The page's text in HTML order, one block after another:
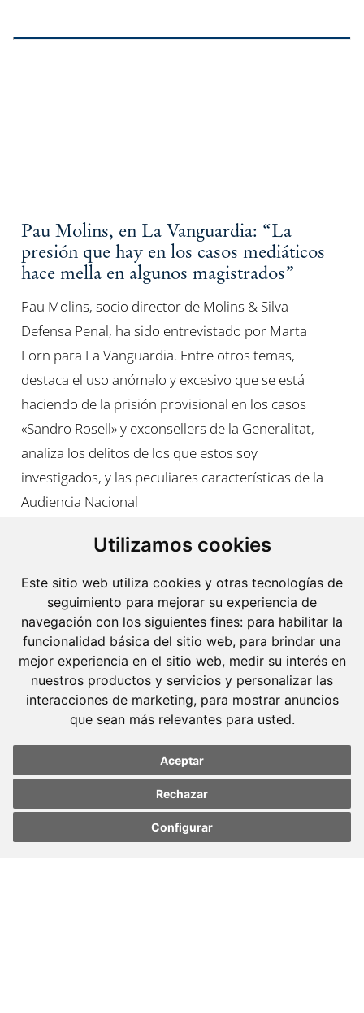
Utilizamos cookies
Este sitio web utiliza cookies y otras tecnologías de
seguimiento para mejorar su experiencia de
navegación con los siguientes fines: para habilitar la
funcionalidad básica del sitio web, para brindar una
mejor experiencia en el sitio web, medir su interés en
nuestros productos y servicios y personalizar las
interacciones de marketing, para mostrar anuncios
que sean más relevantes para usted.
Aceptar
Rechazar
Configurar
preferences
preferences
Pau Molins, en La Vanguardia: “La
presión que hay en los casos mediáticos
hace mella en algunos magistrados”
Pau Molins, socio director de Molins & Silva –
Defensa Penal, ha sido entrevistado por Marta
Forn para La Vanguardia. Entre otros temas,
destaca el uso anómalo y excesivo que se está
haciendo de la prisión provisional en los casos
«Sandro Rosell» y exconsellers de la Generalitat,
analiza los delitos de los que estos soy
investigados, y las peculiares características de la
Audiencia Nacional
Molins Defensa Penal